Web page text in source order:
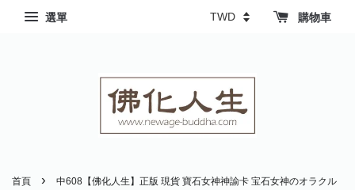
選單 購物車
首頁 ›
中608【佛化人生】正版 現貨 寶石女神神諭卡 宝石女神のオラクル